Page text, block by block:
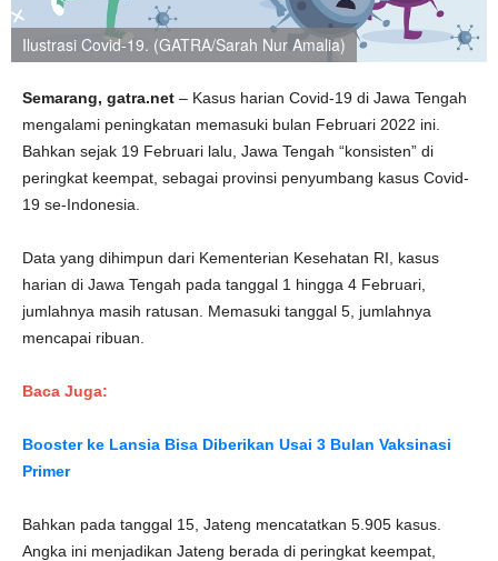
Ilustrasi Covid-19. (GATRA/Sarah Nur Amalia)
Semarang, gatra.net – Kasus harian Covid-19 di Jawa Tengah
mengalami peningkatan memasuki bulan Februari 2022 ini.
Bahkan sejak 19 Februari lalu, Jawa Tengah “konsisten” di
peringkat keempat, sebagai provinsi penyumbang kasus Covid-
19 se-Indonesia.
Data yang dihimpun dari Kementerian Kesehatan RI, kasus
harian di Jawa Tengah pada tanggal 1 hingga 4 Februari,
jumlahnya masih ratusan. Memasuki tanggal 5, jumlahnya
mencapai ribuan.
Baca Juga:
Booster ke Lansia Bisa Diberikan Usai 3 Bulan Vaksinasi
Primer
Bahkan pada tanggal 15, Jateng mencatatkan 5.905 kasus.
Angka ini menjadikan Jateng berada di peringkat keempat,